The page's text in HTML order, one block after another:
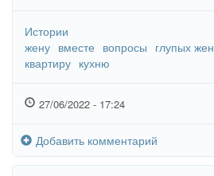
Истории
жену вместе вопросы глупых жен
квартиру кухню
27/06/2022 - 17:24
Добавить комментарий